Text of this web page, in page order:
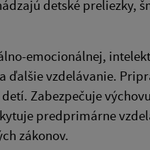
detské preliezky,
emocionálnej,
ďalšie vzdelávanie.
Zabezpečuje
predprimárne
zákonov.